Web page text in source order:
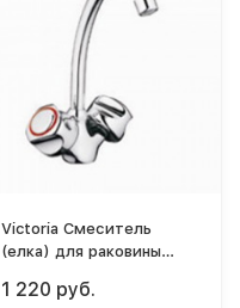
Victoria Смеситель
(елка) для раковины
Maxi
1 220 руб.